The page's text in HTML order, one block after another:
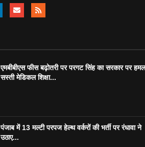
एमबीबीएस फीस बढ़ोतरी पर परगट सिंह का सरकार पर
सस्ती मेडिकल शिक्षा...
पंजाब में 13 मल्टी परपज हेल्थ वर्करों की भर्ती पर रंधावा ने
उठाए...